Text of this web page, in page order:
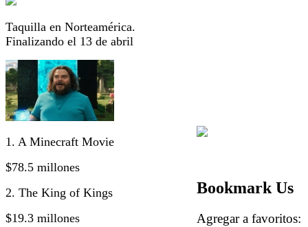
Taquilla en Norteamérica.
Finalizando el 13 de abril
1. A Minecraft Movie
$78.5 millones
2. The King of Kings
$19.3 millones
Bookmark Us
Agregar a